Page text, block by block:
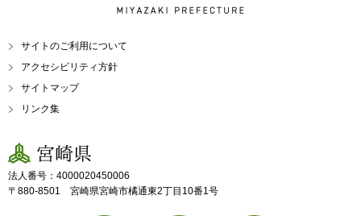
MIYAZAKI PREFECTURE
サイトのご利用について
アクセシビリティ方針
サイトマップ
リンク集
宮崎県
法人番号：4000020450006
〒880-8501 宮崎県宮崎市橘通東2丁目10番1号